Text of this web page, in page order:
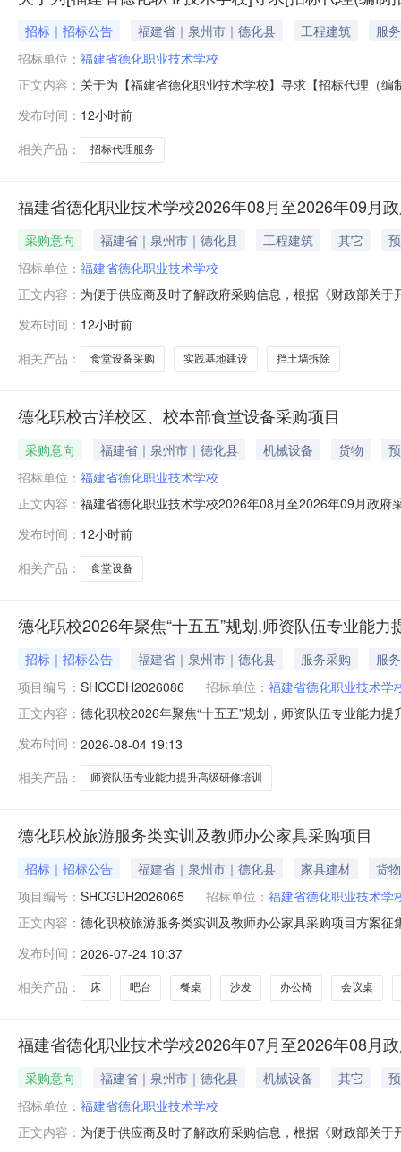
招标｜招标公告 福建省｜泉州市｜德化县 工程建筑
服务
招标单位： 福建省德化职业技术学校
正文内容： 关于为【福建省德化职业技术学校】寻求【招标代理（
校选取方式直接选取发布方式普通报价方式费用报价最
构2、报名单位在
发布时间： 12小时前
相关产品：
招标代理服务
福建省德化职业技术学校2026年08月至2026年09月
采购意向 福建省｜泉州市｜德化县 工程建筑 其它
招标单位： 福建省德化职业技术学校
正文内容： 为便于供应商及时了解政府采购信息，根据《财政部关
务与管理实训楼功能室及操场挡土墙拆除采购数量：1
践基地建设采购内
发布时间： 12小时前
相关产品：
食堂设备采购 实践基地建设 挡土墙拆除
德化职校古洋校区、校本部食堂设备采购项目
采购意向 福建省｜泉州市｜德化县 机械设备 货物
招标单位： 福建省德化职业技术学校
正文内容： 福建省德化职业技术学校2026年08月至2026年09月政府
额：130.000000万元(人民币)采购品目：采购需求概况
求:符
发布时间： 12小时前
相关产品：
食堂设备
德化职校2026年聚焦“十五五”规划,师资队伍专业能
招标｜招标公告 福建省｜泉州市｜德化县 服务采购
服务
项目编号： SHCGDH2026086 招标单位： 福建省德化职业技术学
正文内容： 德化职校2026年聚焦“十五五”规划，师资队伍专业能力
参加。本项目由采购人委托圣弘建设股份有限公司开展
编号：SHCGDH20
发布时间： 2026-08-04 19:13
相关产品：
师资队伍专业能力提升高级研修培训
德化职校旅游服务类实训及教师办公家具采购项目
招标｜招标公告 福建省｜泉州市｜德化县 家具建材
货物
项目编号： SHCGDH2026065 招标单位： 福建省德化职业技术学
正文内容： 德化职校旅游服务类实训及教师办公家具采购项目方案
SHCGDH2026065；3、采购数量：1批，详见附件；4
价、质保期等。二、征集阶段
发布时间： 2026-07-24 10:37
相关产品：
床 吧台 餐桌 沙发 办公椅 会议桌
福建省德化职业技术学校2026年07月至2026年08月
采购意向 福建省｜泉州市｜德化县 机械设备 其它
招标单位： 福建省德化职业技术学校
正文内容： 为便于供应商及时了解政府采购信息，根据《财政部关